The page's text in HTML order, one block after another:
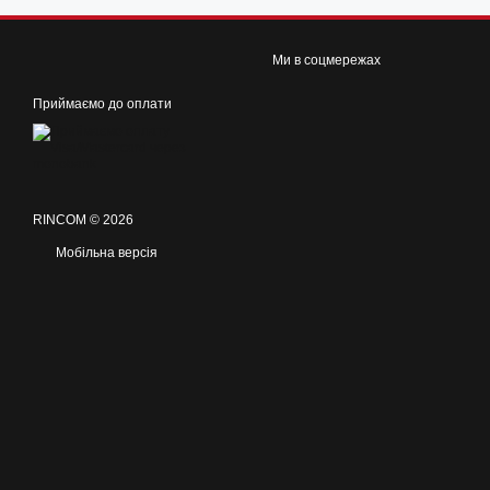
Приймаємо до оплати
RINCOM © 2026
Мобільна версія
Ми в соцмережах